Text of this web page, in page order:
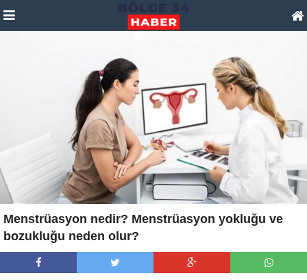
Menstrüasyon nedir? Menstrüasyon yokluğu ve
bozukluğu neden olur?